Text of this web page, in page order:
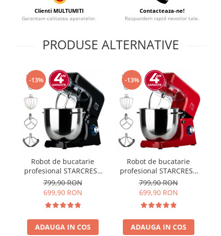
Clienti MULTUMITI
Garantam calitatea aparatelor.
Contacteaza-ne!
Raspundem rapid nevoilor tale.
PRODUSE ALTERNATIVE
-13%
Robot de bucatarie
profesional STARCREST
SKM-2002BK, 2000 W, Bol
10 L Inox, 5 Accesorii, 6
Viteze + Pulse, Angrenaje
metalice, Negru
799,90 RON
699,90 RON
ADAUGA IN COS
-13%
Robot de bucatarie
profesional STARCREST
SKM-2002RD, 2000 W, Bol
10 L Inox, 5 Accesorii, 6
Viteze + Pulse, Angrenaje
metalice, Rosu
799,90 RON
699,90 RON
ADAUGA IN COS